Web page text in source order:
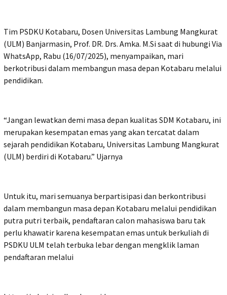
Tim PSDKU Kotabaru, Dosen Universitas Lambung Mangkurat
(ULM) Banjarmasin, Prof. DR. Drs. Amka. M.Si saat di hubungi Via
WhatsApp, Rabu (16/07/2025), menyampaikan, mari
berkotribusi dalam membangun masa depan Kotabaru melalui
pendidikan.
“Jangan lewatkan demi masa depan kualitas SDM Kotabaru, ini
merupakan kesempatan emas yang akan tercatat dalam
sejarah pendidikan Kotabaru, Universitas Lambung Mangkurat
(ULM) berdiri di Kotabaru.” Ujarnya
Untuk itu, mari semuanya berpartisipasi dan berkontribusi
dalam membangun masa depan Kotabaru melalui pendidikan
putra putri terbaik, pendaftaran calon mahasiswa baru tak
perlu khawatir karena kesempatan emas untuk berkuliah di
PSDKU ULM telah terbuka lebar dengan mengklik laman
pendaftaran melalui